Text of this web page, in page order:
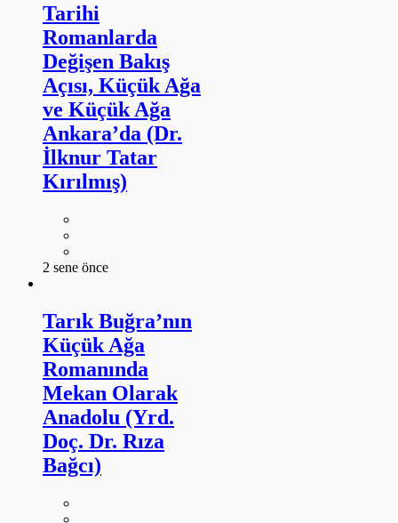
Tarihi
Romanlarda
Değişen Bakış
Açısı, Küçük Ağa
ve Küçük Ağa
Ankara’da (Dr.
İlknur Tatar
Kırılmış)
2 sene önce
Tarık Buğra’nın
Küçük Ağa
Romanında
Mekan Olarak
Anadolu (Yrd.
Doç. Dr. Rıza
Bağcı)